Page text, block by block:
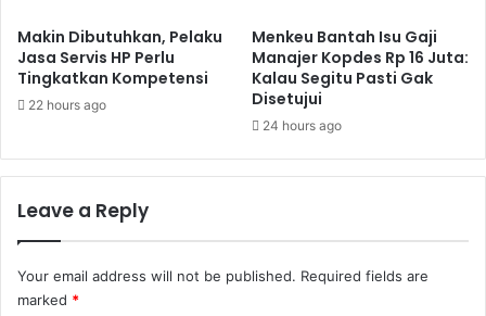
Makin Dibutuhkan, Pelaku
Jasa Servis HP Perlu
Tingkatkan Kompetensi
22 hours ago
Menkeu Bantah Isu Gaji
Manajer Kopdes Rp 16 Juta:
Kalau Segitu Pasti Gak
Disetujui
24 hours ago
Leave a Reply
Your email address will not be published. Required fields are
marked *